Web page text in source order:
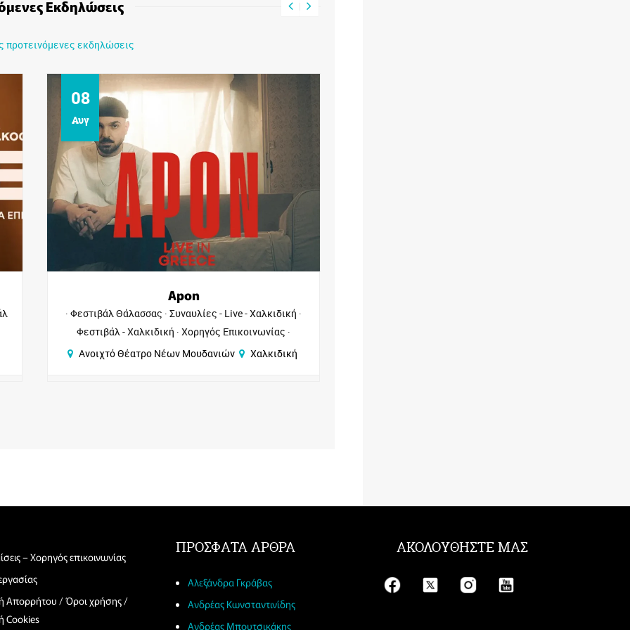
Εκδηλώσεις
προτεινόμενες εκδηλώσεις
09
Αυγ
Αντιγόνη
Φεστιβάλ Θάλασσας Θέατρα - Χαλκιδική Φεστιβάλ
- Χαλκιδική Χορηγός Επικοινωνίας
Ανοιχτό Θέατρο Νέων Μουδανιών
Χαλκιδική
– Χορηγός επικοινωνίας
Απορρήτου / Όροι χρήσης /
Cookies
ΠΡΟΣΦΑΤΑ ΑΡΘΡΑ
Αλεξάνδρα Γκράβας
Ανδρέας Κωνσταντινίδης
Ανδρέας Μπουτσικάκης
ΑΚΟΛΟΥΘΗΣΤΕ ΜΑΣ